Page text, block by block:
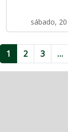
sábado,
1 2 3 …